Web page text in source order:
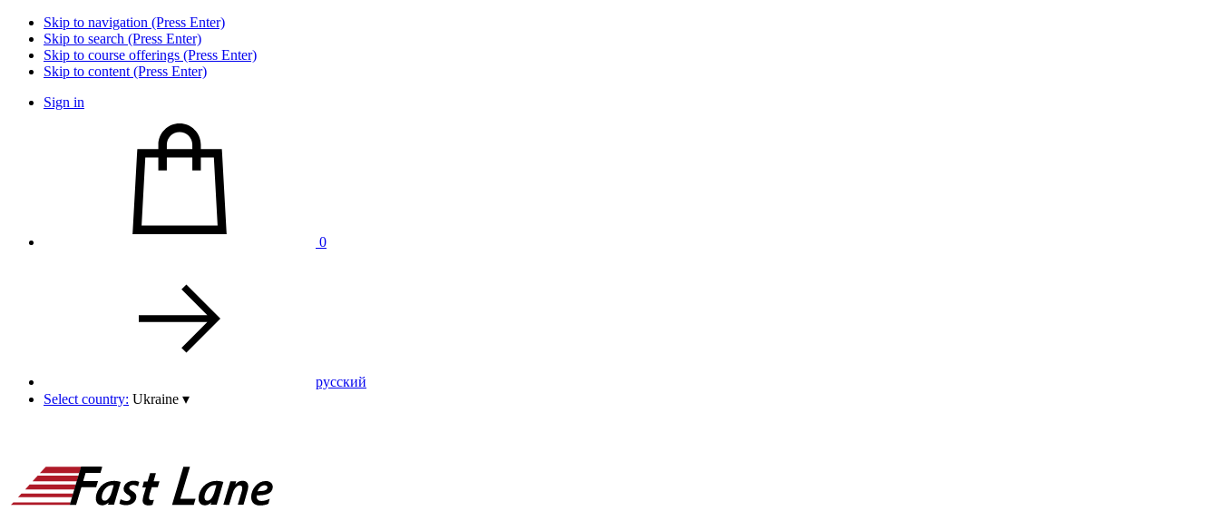
Skip to navigation (Press Enter)
Skip to search (Press Enter)
Skip to course offerings (Press Enter)
Skip to content (Press Enter)
Sign in
0
pусский
Select country: Ukraine ▾